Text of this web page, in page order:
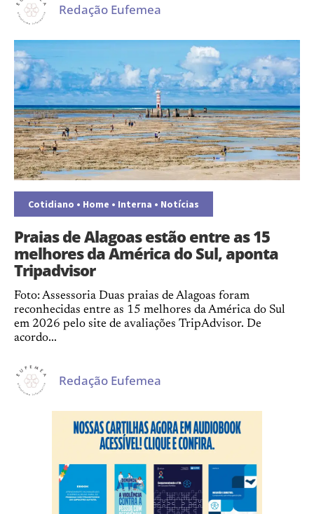
Redação Eufemea
Cotidiano • Home • Interna • Notícias
Praias de Alagoas estão entre as 15
melhores da América do Sul, aponta
Tripadvisor
Foto: Assessoria Duas praias de Alagoas foram
reconhecidas entre as 15 melhores da América do Sul
em 2026 pelo site de avaliações TripAdvisor. De
acordo...
Redação Eufemea